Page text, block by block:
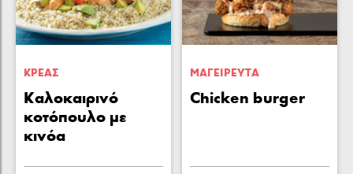
ΚΡΕΑΣ
Καλοκαιρινό
κοτόπουλο με
κινόα
ΜΑΓΕΙΡΕΥΤA
Chicken burger